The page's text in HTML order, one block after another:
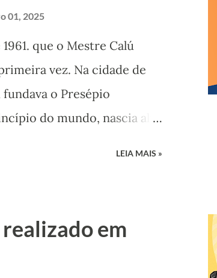
01, 2025
que o Mestre Calú
vez. Na cidade de
fundava o Presépio
do mundo, nascia ali
Jasmim, é dia de
mais longevas de
LEIA MAIS »
em